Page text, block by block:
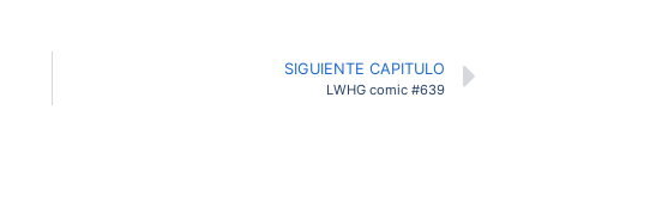
SIGUIENTE CAPITULO
LWHG comic #639